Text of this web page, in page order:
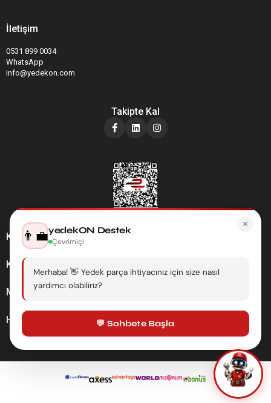
İletişim
0531 899 0034
WhatsApp
info@yedekon.com
Takipte Kal
Kategoriler
Kurumsal
Müşteri Hizmetleri
Hesabım
×
👨‍💼yedekON Destek
Çevrimiçi
Merhaba! 👋 Yedek parça ihtiyacınız için size nasıl
yardımcı olabiliriz?
💬 Sohbete Başla